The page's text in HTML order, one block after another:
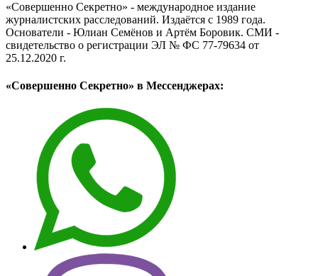
«Совершенно Секретно» - международное издание
журналистских расследований. Издаётся с 1989 года.
Основатели - Юлиан Семёнов и Артём Боровик. CМИ -
свидетельство о регистрации ЭЛ № ФС 77-79634 от
25.12.2020 г.
«Совершенно Секретно» в Мессенджерах: